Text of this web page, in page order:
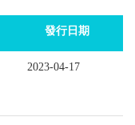
發行日期
2023-04-17